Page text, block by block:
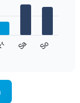
Sa So